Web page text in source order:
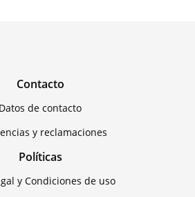
Contacto
Datos de contacto
y reclamaciones
Políticas
y Condiciones de uso